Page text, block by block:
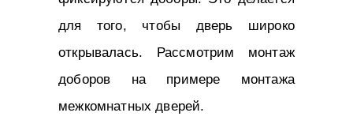
для того, чтобы дверь широко
открывалась. Рассмотрим монтаж
доборов на примере монтажа
межкомнатных дверей.